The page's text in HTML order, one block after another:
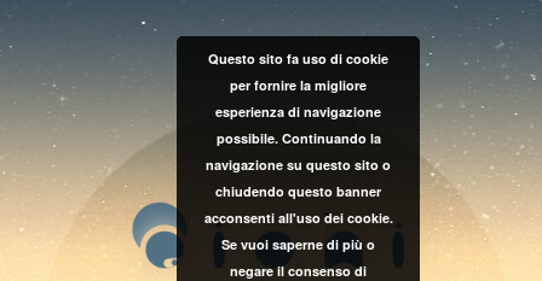
Questo sito fa uso di cookie
per fornire la migliore
esperienza di navigazione
possibile. Continuando la
navigazione su questo sito o
chiudendo questo banner
acconsenti all'uso dei cookie.
Se vuoi saperne di più o
negare il consenso di